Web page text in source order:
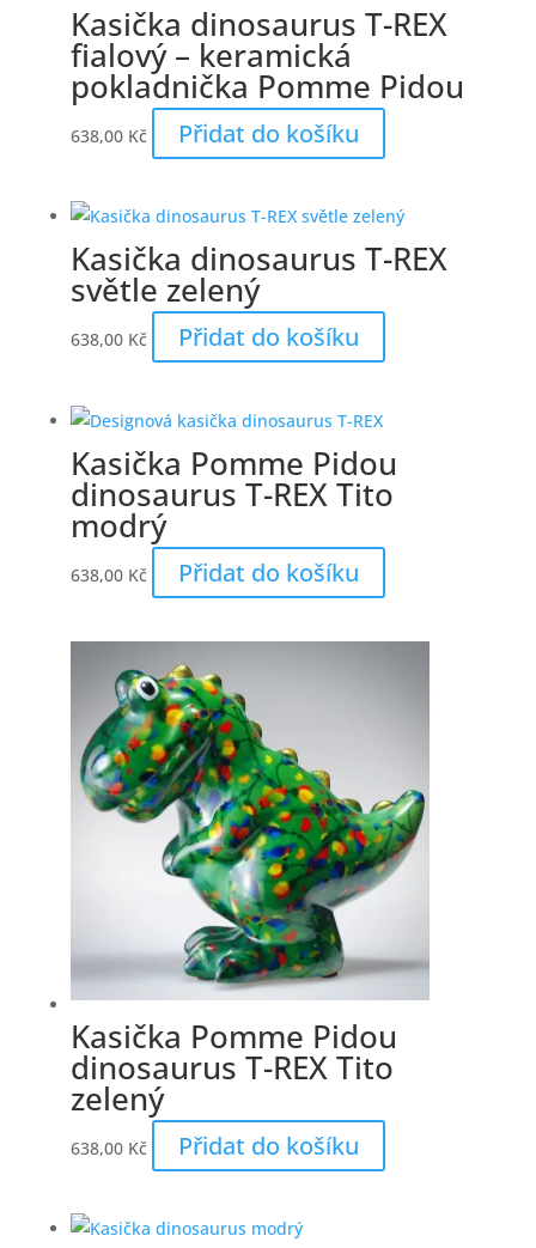
Kasička dinosaurus T-REX
fialový – keramická
pokladnička Pomme Pidou
638,00 Kč Přidat do košíku
Kasička dinosaurus T-REX
světle zelený
638,00 Kč Přidat do košíku
Kasička Pomme Pidou
dinosaurus T-REX Tito
modrý
638,00 Kč Přidat do košíku
Kasička Pomme Pidou
dinosaurus T-REX Tito
zelený
638,00 Kč Přidat do košíku